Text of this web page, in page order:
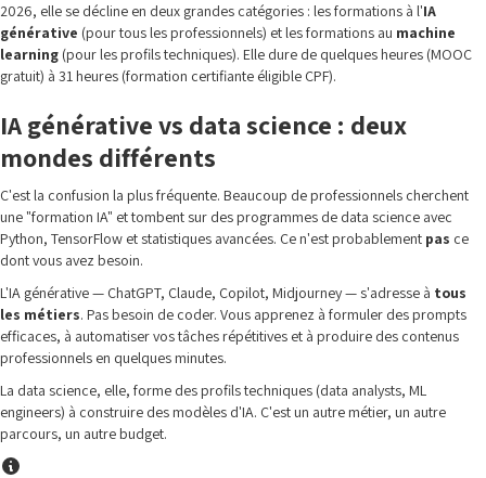
2026, elle se décline en deux grandes catégories : les formations à l'IA
générative (pour tous les professionnels) et les formations au machine
learning (pour les profils techniques). Elle dure de quelques heures (MOOC
gratuit) à 31 heures (formation certifiante éligible CPF).
IA générative vs data science : deux
mondes différents
C'est la confusion la plus fréquente. Beaucoup de professionnels cherchent
une "formation IA" et tombent sur des programmes de data science avec
Python, TensorFlow et statistiques avancées. Ce n'est probablement pas ce
dont vous avez besoin.
L'IA générative — ChatGPT, Claude, Copilot, Midjourney — s'adresse à tous
les métiers. Pas besoin de coder. Vous apprenez à formuler des prompts
efficaces, à automatiser vos tâches répétitives et à produire des contenus
professionnels en quelques minutes.
La data science, elle, forme des profils techniques (data analysts, ML
engineers) à construire des modèles d'IA. C'est un autre métier, un autre
parcours, un autre budget.